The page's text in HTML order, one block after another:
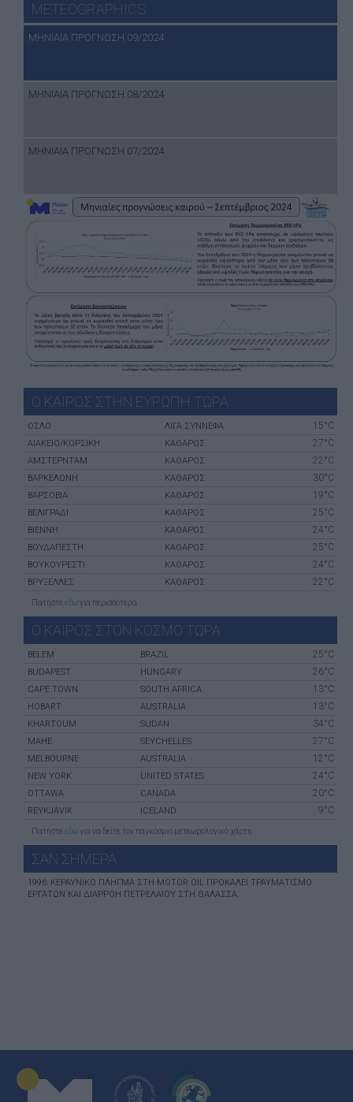
METEOGRAPHICS
ΜΗΝΙΑΙΑ ΠΡΟΓΝΩΣΗ 09/2024
ΜΗΝΙΑΙΑ ΠΡΟΓΝΩΣΗ 08/2024
ΜΗΝΙΑΙΑ ΠΡΟΓΝΩΣΗ 07/2024
Ο ΚΑΙΡΟΣ ΣΤΗΝ ΕΥΡΩΠΗ ΤΩΡΑ
ΌΣΛΟ ΛΙΓΑ ΣΥΝΝΕΦΑ 15°C
ΑΙΆΚΕΙΟ/ΚΟΡΣΙΚΉ ΚΑΘΑΡΟΣ 27°C
ΑΜΣΤΕΡΝΤΑΜ ΚΑΘΑΡΟΣ 22°C
ΒΑΡΚΕΛΏΝΗ ΚΑΘΑΡΟΣ 30°C
ΒΑΡΣΟΒΊΑ ΚΑΘΑΡΟΣ 19°C
ΒΕΛΙΓΡΆΔΙ ΚΑΘΑΡΟΣ 25°C
ΒΙΈΝΝΗ ΚΑΘΑΡΟΣ 24°C
ΒΟΥΔΑΠΈΣΤΗ ΚΑΘΑΡΟΣ 25°C
ΒΟΥΚΟΥΡΈΣΤΙ ΚΑΘΑΡΟΣ 24°C
ΒΡΥΞΈΛΛΕΣ ΚΑΘΑΡΟΣ 22°C
Πατήστε εδώγια περισσότερα
Ο ΚΑΙΡΟΣ ΣΤΟΝ ΚΟΣΜΟ ΤΩΡΑ
BELEM BRAZIL 25°C
BUDAPEST HUNGARY 26°C
CAPE TOWN SOUTH AFRICA 13°C
HOBART AUSTRALIA 13°C
KHARTOUM SUDAN 34°C
MAHE SEYCHELLES 27°C
MELBOURNE AUSTRALIA 12°C
NEW YORK UNITED STATES 24°C
OTTAWA CANADA 20°C
REYKJAVIK ICELAND 9°C
Πατήστε εδώγια να δείτε τον παγκόσμιο μετεωρολογικό χάρτη
ΣΑΝ ΣHΜΕΡΑ
1996: ΚΕΡΑΥΝΙΚΌ ΠΛΉΓΜΑ ΣΤΗ MOTOR OIL ΠΡΟΚΑΛΕΊ ΤΡΑΥΜΑΤΙΣΜΌ
ΕΡΓΑΤΏΝ ΚΑΙ ΔΙΑΡΡΟΉ ΠΕΤΡΕΛΑΊΟΥ ΣΤΗ ΘΆΛΑΣΣΑ.